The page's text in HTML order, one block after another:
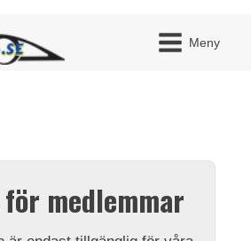
Meny
för medlemmar